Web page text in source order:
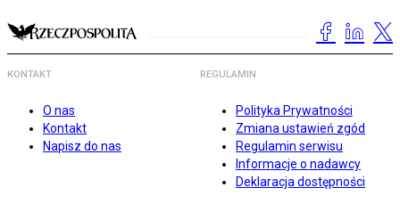
KONTAKT
O nas
Kontakt
Napisz do nas
REGULAMIN
Polityka Prywatności
Zmiana ustawień zgód
Regulamin serwisu
Informacje o nadawcy
Deklaracja dostępności